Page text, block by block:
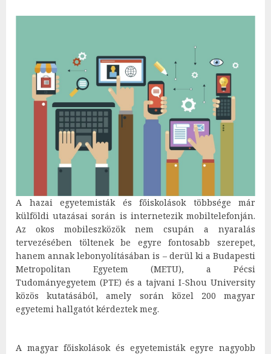
A hazai egyetemisták és főiskolások többsége már
külföldi utazásai során is internetezik mobiltelefonján.
Az okos mobileszközök nem csupán a nyaralás
tervezésében töltenek be egyre fontosabb szerepet,
hanem annak lebonyolításában is – derül ki a Budapesti
Metropolitan Egyetem (METU), a Pécsi
Tudományegyetem (PTE) és a tajvani I-Shou University
közös kutatásából, amely során közel 200 magyar
egyetemi hallgatót kérdeztek meg.
A magyar főiskolások és egyetemisták egyre nagyobb